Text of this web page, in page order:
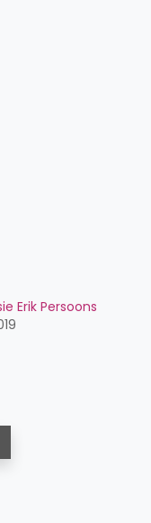
Erik Persoons